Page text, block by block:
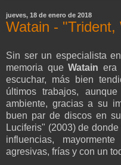
jueves, 18 de enero de 2018
Watain -
Sin ser un especialista
memoria queWatain era
escuchar, más bien
últimos trabajos,
ambiente, gracias a su
buen par de discos en
Luciferis" (2003) de
influencias,
agresivas, frías y con un